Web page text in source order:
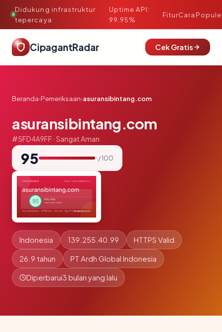
Didukung infrastruktur
tepercaya
·
Uptime API:
99.95%
FiturCara
CipagantRadar Cek Gratis
Beranda›Pemeriksaan›asuransibintang.com
asuransibintang.com
#5FD4A9FF · Sangat Aman
95 / 100
Indonesia 139.255.40.99 HTTPS Valid
26.9 tahun PT Ardh Global Indonesia
Diperbarui3 bulan yang lalu